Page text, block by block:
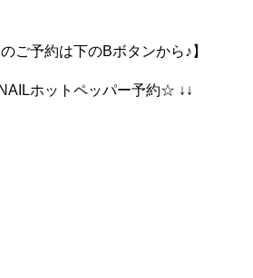
ご予約は下のBボタンから♪】
ホットペッパー予約☆ ↓↓